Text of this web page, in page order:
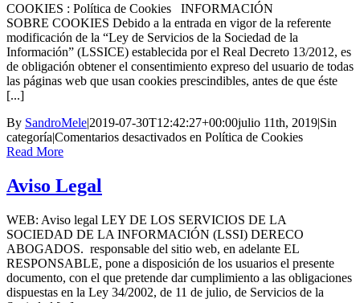
COOKIES : Política de Cookies INFORMACIÓN
SOBRE COOKIES Debido a la entrada en vigor de la referente
modificación de la “Ley de Servicios de la Sociedad de la
Información” (LSSICE) establecida por el Real Decreto 13/2012, es
de obligación obtener el consentimiento expreso del usuario de todas
las páginas web que usan cookies prescindibles, antes de que éste
[...]
By SandroMele|2019-07-30T12:42:27+00:00julio 11th, 2019|Sin
categoría|Comentarios desactivados en Política de Cookies
Read More
Aviso Legal
WEB: Aviso legal LEY DE LOS SERVICIOS DE LA
SOCIEDAD DE LA INFORMACIÓN (LSSI) DERECO
ABOGADOS. responsable del sitio web, en adelante EL
RESPONSABLE, pone a disposición de los usuarios el presente
documento, con el que pretende dar cumplimiento a las obligaciones
dispuestas en la Ley 34/2002, de 11 de julio, de Servicios de la